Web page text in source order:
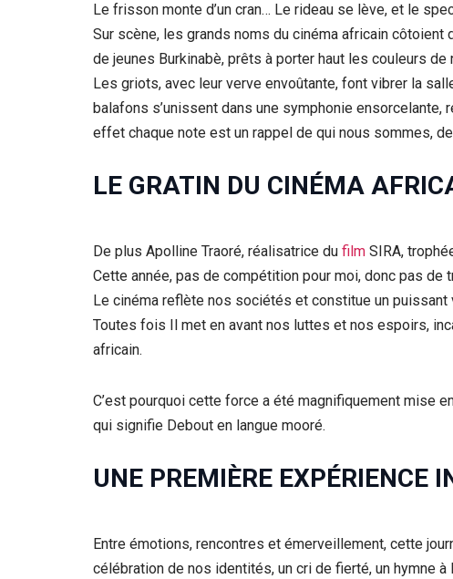
Le frisson monte d’un cran… Le rideau se lève, et le
Sur scène, les grands noms du cinéma africain
de jeunes Burkinabè, prêts à porter haut les couleurs de
Les griots, avec leur verve envoûtante, font vibrer la
balafons s’unissent dans une symphonie
effet chaque note est un rappel de qui nous sommes,
LE GRATIN DU CINÉMA
De plus Apolline Traoré, réalisatrice du film SIRA,
Cette année, pas de compétition pour moi, donc pas
Le cinéma reflète nos sociétés et constitue un
Toutes fois Il met en avant nos luttes et nos espoirs,
africain.
C’est pourquoi cette force a été magnifiquement mise en
qui signifie Debout en langue mooré.
UNE PREMIÈRE EXPÉRIENCE
Entre émotions, rencontres et émerveillement, cette
célébration de nos identités, un cri de fierté, un hymne à